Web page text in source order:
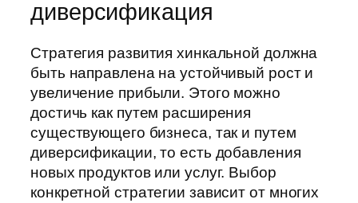
диверсификация
Стратегия развития хинкальной должна
быть направлена на устойчивый рост и
увеличение прибыли. Этого можно
достичь как путем расширения
существующего бизнеса, так и путем
диверсификации, то есть добавления
новых продуктов или услуг. Выбор
конкретной стратегии зависит от многих